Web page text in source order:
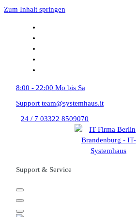
Zum Inhalt springen
8:00 - 22:00 Mo bis Sa
Support team@systemhaus.it
24 / 7 03322 8509070
Support & Service